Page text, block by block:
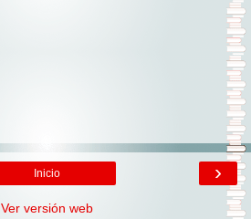
›
Inicio
Ver versión web